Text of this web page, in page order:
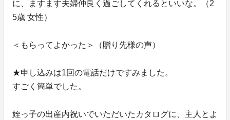
に、ますます夫婦仲良く過ごしてくれるといいな。（2
5歳 女性）
＜もらってよかった＞（贈り先様の声）
★申し込みは1回の電話だけですみました。
すごく簡単でした。
姪っ子の出産内祝いでいただいたカタログに、主人とよ